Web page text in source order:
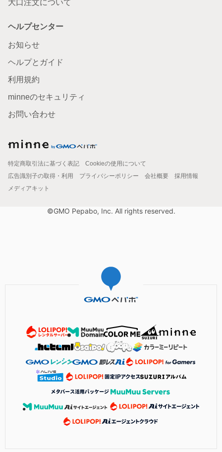
大口注文について
ヘルプセンター
お知らせ
ヘルプとガイド
利用規約
minneのセキュリティ
お問い合わせ
特定商取引法に基づく表記
Cookieの使用について
広告識別子の取得・利用
プライバシーポリシー 会社概要
採用情報
メディアキット
©GMO Pepabo, Inc. All rights reserved.